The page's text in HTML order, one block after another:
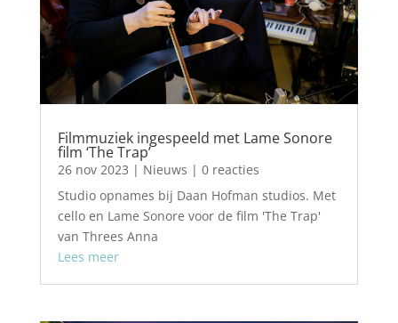
Filmmuziek ingespeeld met Lame Sonore
film ‘The Trap’
26 nov 2023 | Nieuws | 0 reacties
Studio opnames bij Daan Hofman studios. Met
cello en Lame Sonore voor de film 'The Trap'
van Threes Anna
Lees meer